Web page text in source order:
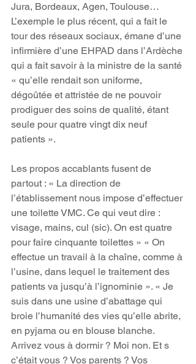
Jura, Bordeaux, Agen, Toulouse…
L’exemple le plus récent, qui a fait le
tour des réseaux sociaux, émane d’une
infirmière d’une EHPAD dans l’Ardèche
qui a fait savoir à la ministre de la santé
« qu’elle rendait son uniforme,
dégoûtée et attristée de ne pouvoir
prodiguer des soins de qualité, étant
seule pour quatre vingt dix neuf
patients ».
Les propos accablants fusent de
partout : « La direction de
l’établissement nous impose d’effectuer
une toilette VMC. Ce qui veut dire :
visage, mains, cul (sic). On est quatre
pour faire cinquante toilettes » « On
effectue un travail à la chaîne, comme à
l’usine, dans lequel le traitement des
patients va jusqu’à l’ignominie ». « Je
suis dans une usine d’abattage qui
broie l’humanité des vies qu’elle abrite,
en pyjama ou en blouse blanche.
Arrivez vous à dormir ? Moi non. Et s
c’était vous ? Vos parents ? Vos